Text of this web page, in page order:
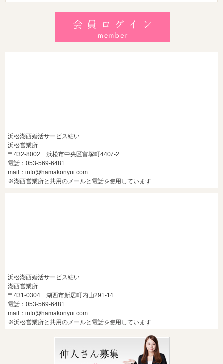
後半・40代からの大人の成婚術
【浜松】30代・40代男性で「モテない男」の共通点とは？
地元の婚活女子が避けるNGな特徴3選
浜松湖西婚活サービス結い
浜松営業所
〒432-8002 浜松市中央区富塚町4407-2
電話：053-569-6481
mail：info@hamakonyui.com
※湖西営業所と共用のメールと電話を使用しています
浜松湖西婚活サービス結い
湖西営業所
〒431-0304 湖西市新居町内山291-14
電話：053-569-6481
mail：info@hamakonyui.com
※浜松営業所と共用のメールと電話を使用しています